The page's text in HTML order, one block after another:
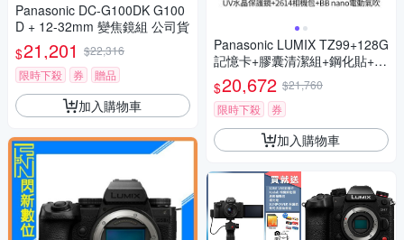
Panasonic DC-G100DK G100
D + 12-32mm 變焦鏡組 公司貨
$21,201 $22,316
限時下殺
券 贈品
加入購物車
Panasonic LUMIX TZ99+128G
記憶卡+膠囊清潔組+鋼化貼+水
晶保護鏡+2614相機包+NITEC
ORE BB nano 迷你電動氣吹
(公司貨)
$20,672 $21,760
限時下殺
券
加入購物車